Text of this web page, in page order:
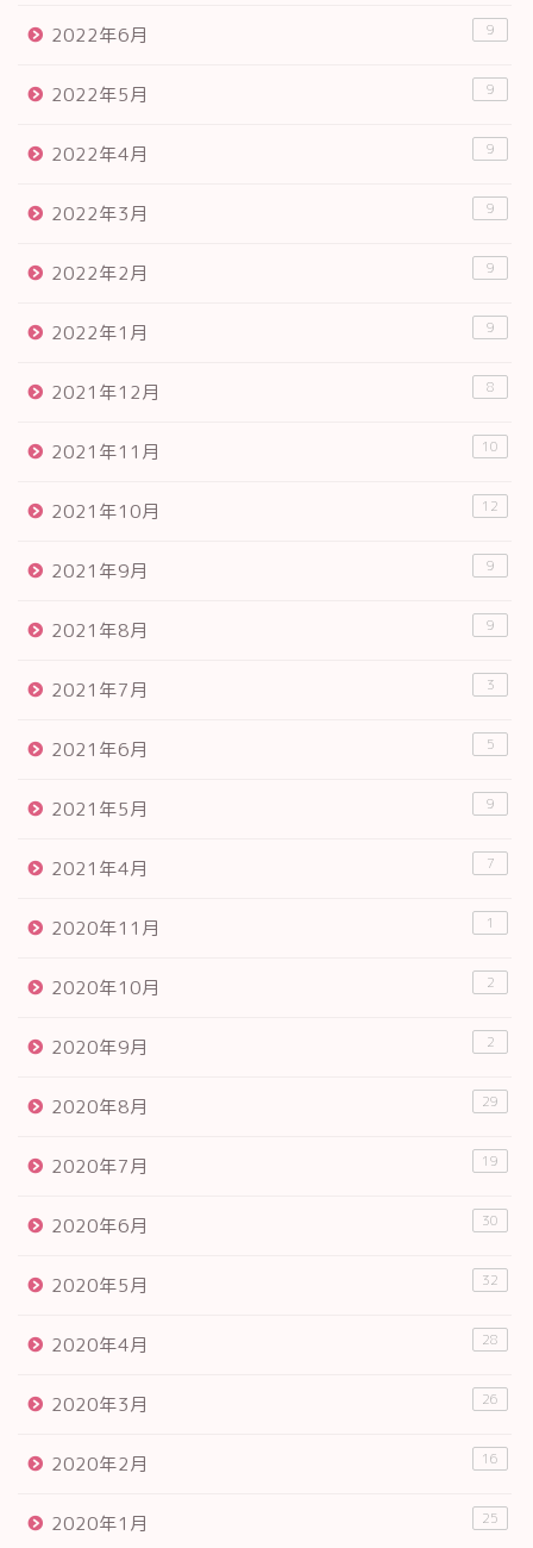
2022年6月 9
2022年5月 9
2022年4月 9
2022年3月 9
2022年2月 9
2022年1月 9
2021年12月 8
2021年11月 10
2021年10月 12
2021年9月 9
2021年8月 9
2021年7月 3
2021年6月 5
2021年5月 9
2021年4月 7
2020年11月 1
2020年10月 2
2020年9月 2
2020年8月 29
2020年7月 19
2020年6月 30
2020年5月 32
2020年4月 28
2020年3月 26
2020年2月 16
2020年1月 25